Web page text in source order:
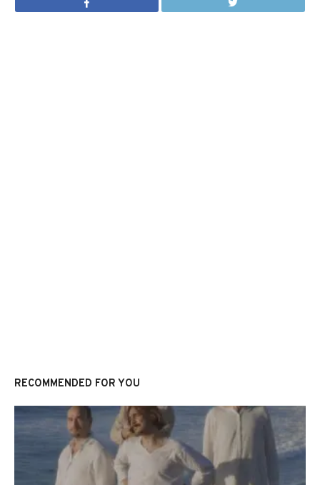
RECOMMENDED FOR YOU